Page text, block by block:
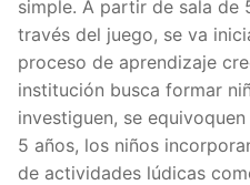
simple. A partir de sala de
través del juego, se va
proceso de aprendizaje
institución busca formar
investiguen, se
5 años, los niños
de actividades lúdicas